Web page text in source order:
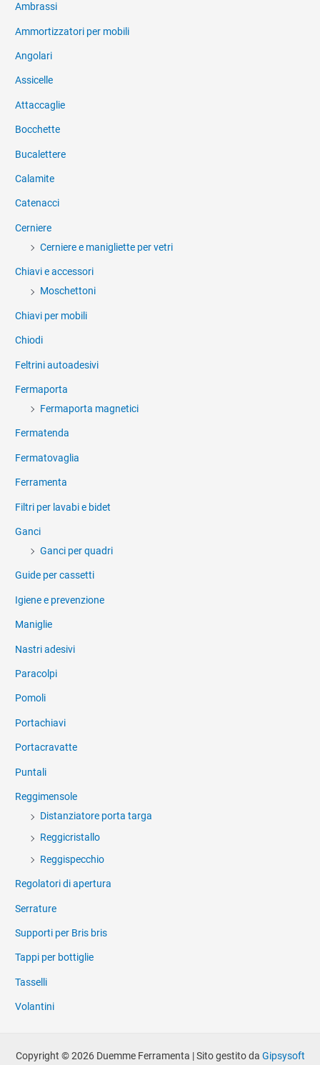
Ambrassi
Ammortizzatori per mobili
Angolari
Assicelle
Attaccaglie
Bocchette
Bucalettere
Calamite
Catenacci
Cerniere
Cerniere e manigliette per vetri
Chiavi e accessori
Moschettoni
Chiavi per mobili
Chiodi
Feltrini autoadesivi
Fermaporta
Fermaporta magnetici
Fermatenda
Fermatovaglia
Ferramenta
Filtri per lavabi e bidet
Ganci
Ganci per quadri
Guide per cassetti
Igiene e prevenzione
Maniglie
Nastri adesivi
Paracolpi
Pomoli
Portachiavi
Portacravatte
Puntali
Reggimensole
Distanziatore porta targa
Reggicristallo
Reggispecchio
Regolatori di apertura
Serrature
Supporti per Bris bris
Tappi per bottiglie
Tasselli
Volantini
Copyright © 2026 Duemme Ferramenta | Sito gestito da Gipsysoft